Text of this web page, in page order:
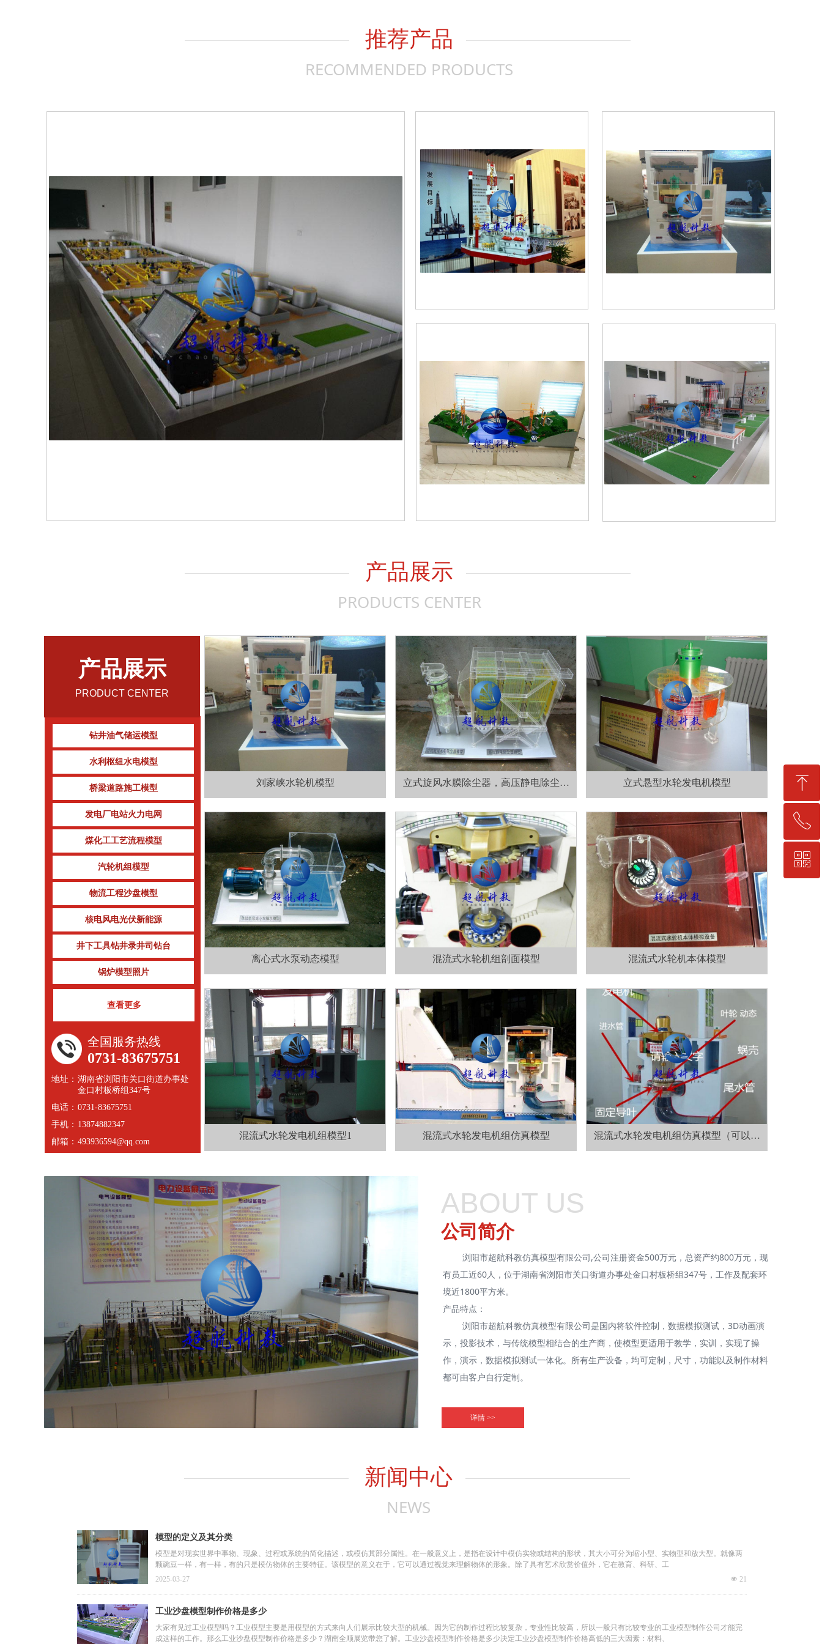
推荐产品
RECOMMENDED PRODUCTS
产品展示
PRODUCTS CENTER
钻井油气储运模型
水利枢纽水电模型
桥梁道路施工模型
发电厂电站火力电网
煤化工工艺流程模型
汽轮机组模型
物流工程沙盘模型
核电风电光伏新能源
井下工具钻井录井司钻台
锅炉模型照片
查看更多
全国服务热线
0731-83675751
地址： 湖南省浏阳市关口街道办事处
金口村板桥组347号
电话： 0731-83675751
手机： 13874882347
邮箱： 493936594@qq.com
刘家峡水轮机模型
立式旋风水膜除尘器，高压静电除尘器
模型
立式悬型水轮发电机模型
离心式水泵动态模型 混流式水轮机组剖面模型 混流式水轮机本体模型
混流式水轮发电机组模型1 混流式水轮发电机组仿真模型
混流式水轮发电机组仿真模型（可以通
水、发电）
产品展示
PRODUCT CENTER
ABOUT US
公司简介
浏阳市超航科教仿真模型有限公司,公司注册资金500万元，总资产约800万元，现
有员工近60人，位于湖南省浏阳市关口街道办事处金口村板桥组347号，工作及配套环
境近1800平方米。
产品特点：
浏阳市超航科教仿真模型有限公司是国内将软件控制，数据模拟测试，3D动画演
示，投影技术，与传统模型相结合的生产商，使模型更适用于教学，实训，实现了操
作，演示，数据模拟测试一体化。所有生产设备，均可定制，尺寸，功能以及制作材料
都可由客户自行定制。
包括仿真模型、教学实训设备、实验设备、各类满足特殊要求的非标准产品的设计，定
制，销售服务
气田开发、钻井设备模型，水利工程、水电站模型等（详情请见产品目录）。公司以技
图治，改革创新，开拓进取，展望未来，公司将抓住机遇，加大自主产品创新，实现规
模经济和跨越式发展，成为具有国际竞争力、国际知名度的中国教学模型旗舰企业，实
详情 >>
新闻中心
NEWS
模型的定义及其分类
模型是对现实世界中事物、现象、过程或系统的简化描述，或模仿其部分属性。在一般意义上，是指在设计中模仿实物或结构的形状，其大小可分为缩小型、实物型和放大型。就像两
颗豌豆一样，有一样，有的只是模仿物体的主要特征。该模型的意义在于，它可以通过视觉来理解物体的形象。除了具有艺术欣赏价值外，它在教育、科研、工
넶 21
2025-03-27
工业沙盘模型制作价格是多少
大家有见过工业模型吗？工业模型主要是用模型的方式来向人们展示比较大型的机械。因为它的制作过程比较复杂，专业性比较高，所以一般只有比较专业的工业模型制作公司才能完
成这样的工作。那么工业沙盘模型制作价格是多少？湖南全顺展览带您了解。工业沙盘模型制作价格是多少决定工业沙盘模型制作价格高低的三大因素：材料、
ꁸ
回到顶部
ꂅ
13874882347
ꀥ